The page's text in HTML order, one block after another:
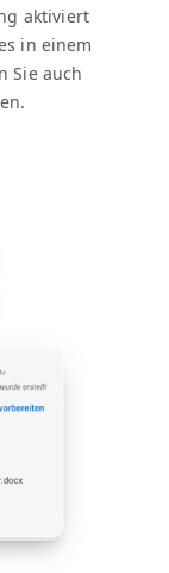
aktiviert
in einem
Sie auch